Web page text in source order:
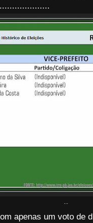
apenas um voto de